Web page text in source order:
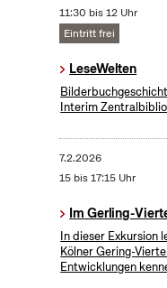
11:30 bis 12 Uhr
Eintritt frei
LeseWelten
Interim
7.2.2026
15 bis 17:15 Uhr
Im Gerling-
In dieser Exkursion
Kölner Gering-
Entwicklungen